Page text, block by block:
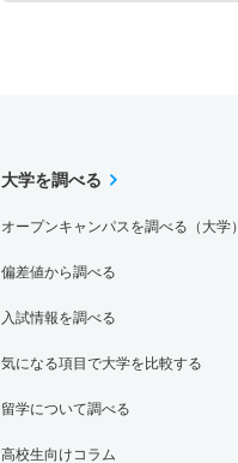
大学を調べる
オープンキャンパスを調べる（大学）
偏差値から調べる
入試情報を調べる
気になる項目で大学を比較する
留学について調べる
高校生向けコラム